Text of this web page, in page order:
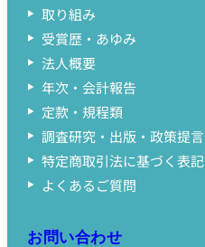
取り組み
受賞歴・あゆみ
法人概要
年次・会計報告
定款・規程類
調査研究・出版・政策提言
特定商取引法に基づく表記
よくあるご質問
お問い合わせ